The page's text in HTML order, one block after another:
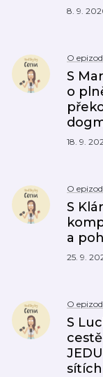
8. 9.
O
S
o
18. 9.
O
S
a
25. 9.
O
S
sítích